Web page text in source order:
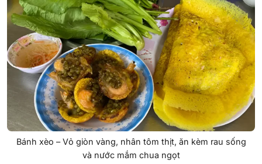
Bánh xèo – Vỏ giòn vàng, nhân tôm thịt, ăn kèm rau sống
và nước mắm chua ngọt